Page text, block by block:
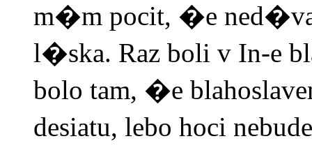
m�m pocit, �e
l�ska. Raz boli v In-e
bolo tam, �e
desiatu, lebo hoci